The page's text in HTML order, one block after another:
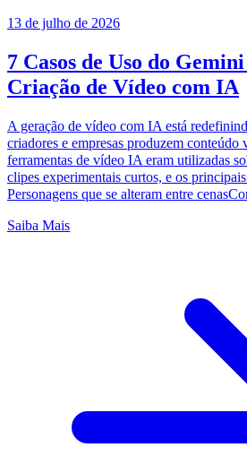
13 de julho de 2026
7 Casos de Uso do
Criação de Vídeo com IA
A geração de vídeo com IA está
criadores e empresas produzem conteúdo
ferramentas de vídeo IA eram utilizadas
clipes experimentais curtos, e os
Personagens que se alteram entre
Saiba Mais